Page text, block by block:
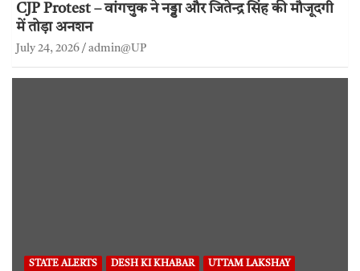
CJP Protest – वांगचुक ने नड्डा और जितेन्द्र सिंह की मौजूदगी
में तोड़ा अनशन
July 24, 2026 admin@UP
STATE ALERTS DESH KI KHABAR UTTAM LAKSHAY